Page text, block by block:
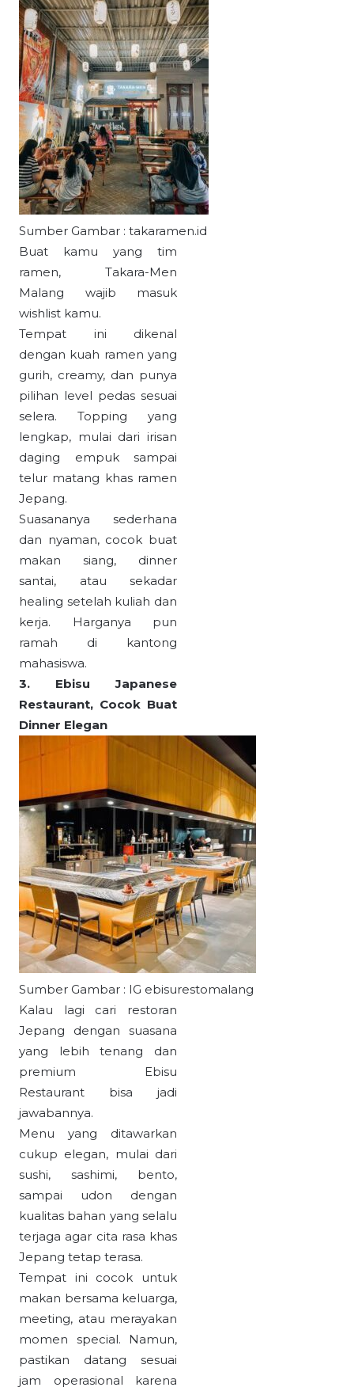
Sumber Gambar : takaramen.id
Buat kamu yang tim
ramen, Takara-Men
Malang wajib masuk
wishlist kamu.
Tempat ini dikenal
dengan kuah ramen yang
gurih, creamy, dan punya
pilihan level pedas sesuai
selera. Topping yang
lengkap, mulai dari irisan
daging empuk sampai
telur matang khas ramen
Jepang.
Suasananya sederhana
dan nyaman, cocok buat
makan siang, dinner
santai, atau sekadar
healing setelah kuliah dan
kerja. Harganya pun
ramah di kantong
mahasiswa.
3. Ebisu Japanese
Restaurant, Cocok Buat
Dinner Elegan
Sumber Gambar : IG ebisurestomalang
Kalau lagi cari restoran
Jepang dengan suasana
yang lebih tenang dan
premium Ebisu
Restaurant bisa jadi
jawabannya.
Menu yang ditawarkan
cukup elegan, mulai dari
sushi, sashimi, bento,
sampai udon dengan
kualitas bahan yang selalu
terjaga agar cita rasa khas
Jepang tetap terasa.
Tempat ini cocok untuk
makan bersama keluarga,
meeting, atau merayakan
momen special. Namun,
pastikan datang sesuai
jam operasional karena